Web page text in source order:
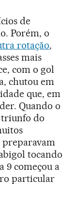
de
Porém, o
rotação,
mais
com o gol
chutou em
que, em
Quando o
triunfo do
tocando
9 começou a
particular